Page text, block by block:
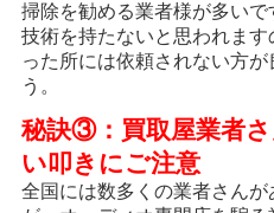
掃除を勧める業者様が多いで
技術を持たないと思われます
った所には依頼されない方が
う。
秘訣③：買取屋業者
い叩きにご注意
全国には数多くの業者さんが